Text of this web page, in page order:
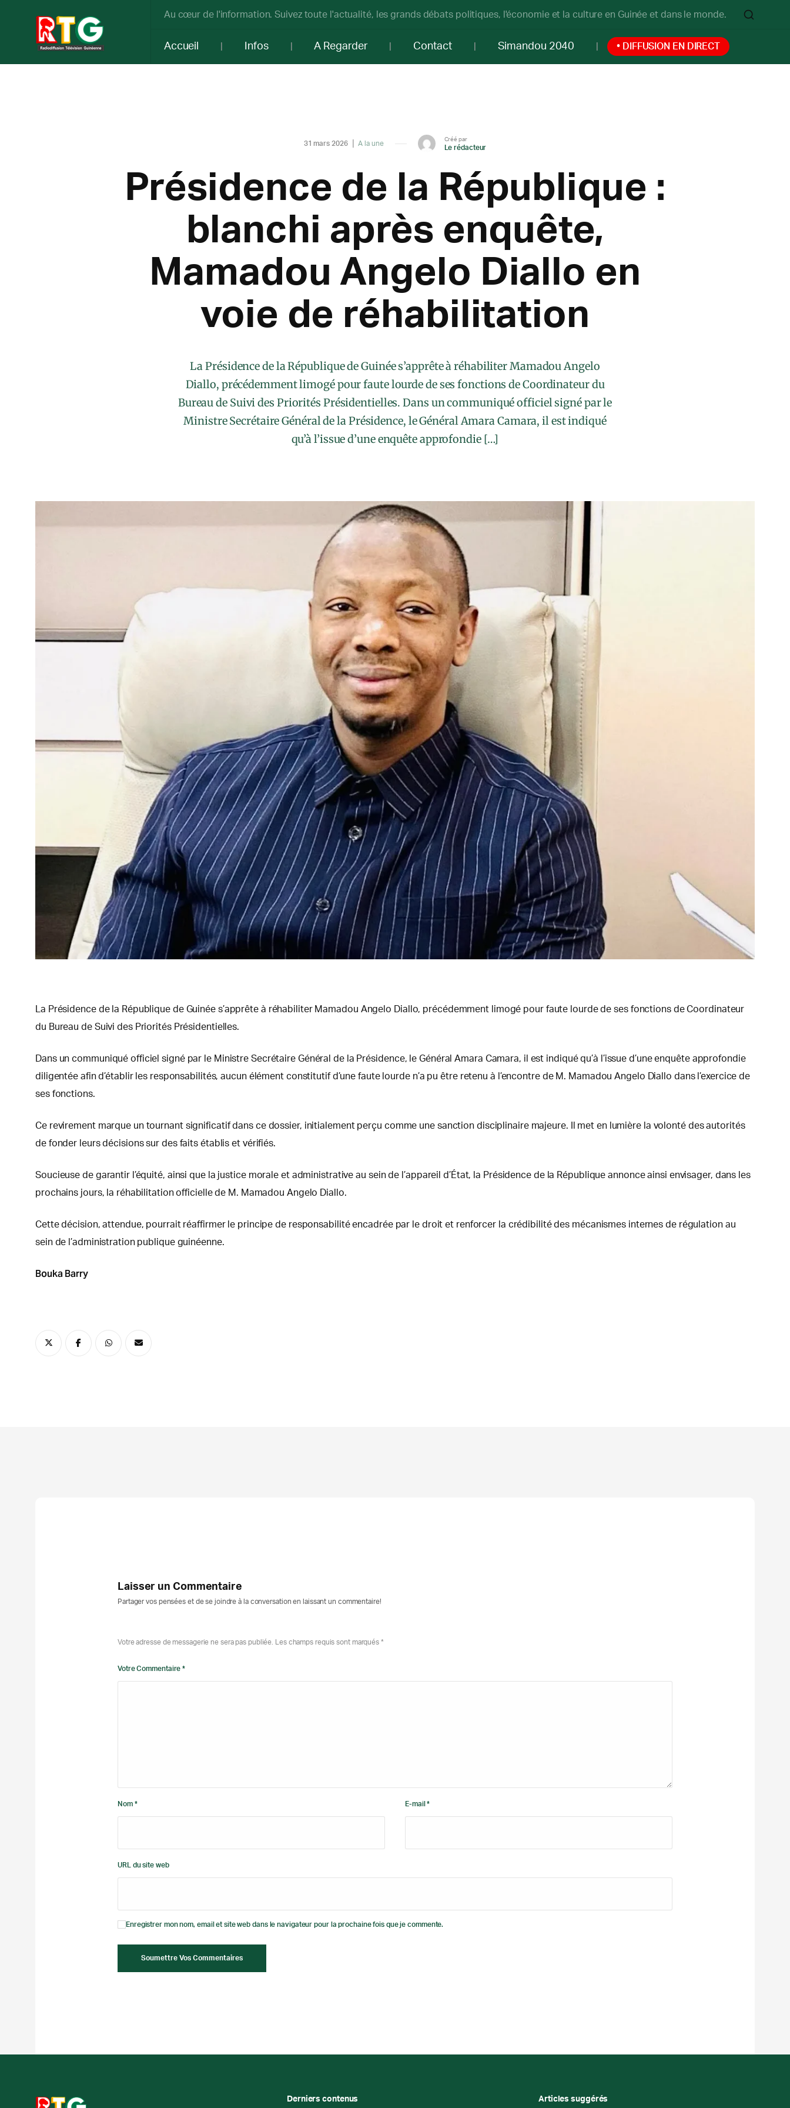
Au cœur de l'information. Suivez toute l'actualité, les grands débats politiques, l'économie et la culture en Guinée et dans le monde.
Accueil Infos A Regarder Contact Simandou 2040 • DIFFUSION EN DIRECT
31 mars 2026 A la une
Créé par
Le rédacteur
Présidence de la République :
blanchi après enquête,
Mamadou Angelo Diallo en
voie de réhabilitation
La Présidence de la République de Guinée s’apprête à réhabiliter Mamadou Angelo
Diallo, précédemment limogé pour faute lourde de ses fonctions de Coordinateur du
Bureau de Suivi des Priorités Présidentielles. Dans un communiqué officiel signé par le
Ministre Secrétaire Général de la Présidence, le Général Amara Camara, il est indiqué
qu’à l’issue d’une enquête approfondie […]
La Présidence de la République de Guinée s’apprête à réhabiliter Mamadou Angelo Diallo, précédemment limogé pour faute lourde de ses fonctions de Coordinateur
du Bureau de Suivi des Priorités Présidentielles.
Dans un communiqué officiel signé par le Ministre Secrétaire Général de la Présidence, le Général Amara Camara, il est indiqué qu’à l’issue d’une enquête approfondie
diligentée afin d’établir les responsabilités, aucun élément constitutif d’une faute lourde n’a pu être retenu à l’encontre de M. Mamadou Angelo Diallo dans l’exercice de
ses fonctions.
Ce revirement marque un tournant significatif dans ce dossier, initialement perçu comme une sanction disciplinaire majeure. Il met en lumière la volonté des autorités
de fonder leurs décisions sur des faits établis et vérifiés.
Soucieuse de garantir l’équité, ainsi que la justice morale et administrative au sein de l’appareil d’État, la Présidence de la République annonce ainsi envisager, dans les
prochains jours, la réhabilitation officielle de M. Mamadou Angelo Diallo.
Cette décision, attendue, pourrait réaffirmer le principe de responsabilité encadrée par le droit et renforcer la crédibilité des mécanismes internes de régulation au
sein de l’administration publique guinéenne.
Bouka Barry
Laisser un Commentaire
Partager vos pensées et de se joindre à la conversation en laissant un commentaire!
Votre adresse de messagerie ne sera pas publiée. Les champs requis sont marqués *
Votre Commentaire *
Nom * E-mail *
URL du site web
Enregistrer mon nom, email et site web dans le navigateur pour la prochaine fois que je commente.
Derniers contenus Articles suggérés